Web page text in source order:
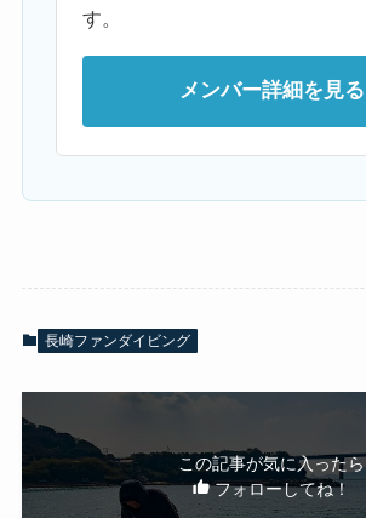
す。
メンバー詳細を見る
長崎ファンダイビング
この記事が気に入ったら
フォローしてね！